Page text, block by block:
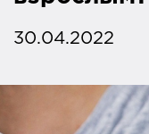
30.04.2022